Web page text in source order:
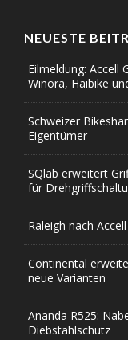
NEUESTE
Eilmeldung: Accell
Winora, Haibike
Schweizer
Eigentümer
SQlab erweitert
für
Raleigh nach
Continental
neue Varianten
Ananda R525:
Diebstahlschutz